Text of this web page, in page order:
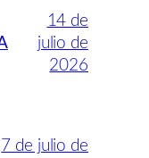
14 de
julio de
2026
7 de julio de